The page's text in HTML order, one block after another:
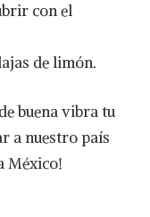
con el
de limón.
buena vibra tu
a nuestro país
México!